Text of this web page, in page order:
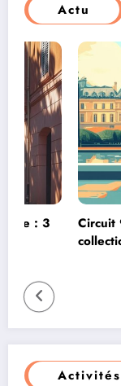
Actu
Circuit 9
collections de
Activités